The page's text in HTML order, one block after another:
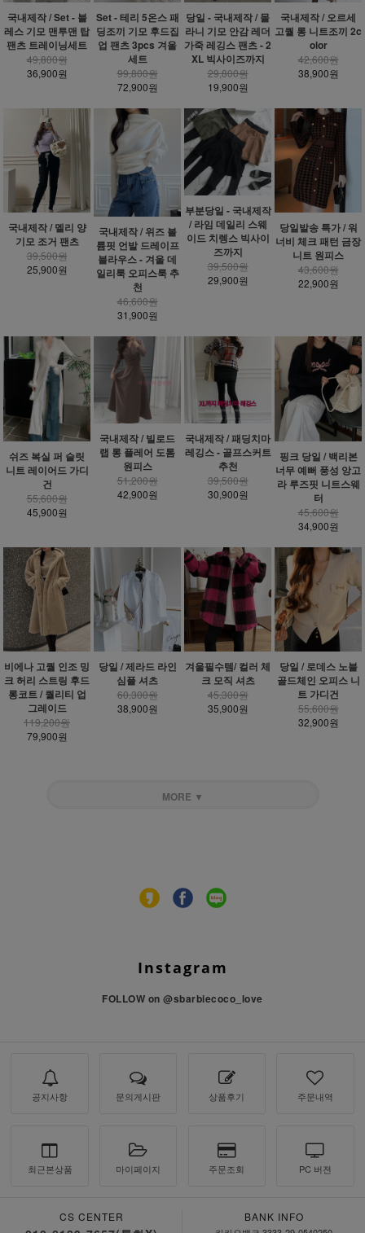
국내제작 / Set - 블
레스 기모 맨투맨 탑
팬츠 트레이닝세트
49,800원
36,900원
Set - 테리 5온스 패
딩조끼 기모 후드집
업 팬츠 3pcs 겨울
세트
99,800원
72,900원
당일 - 국내제작 / 몰
라니 기모 안감 레더
가죽 레깅스 팬츠 - 2
XL 빅사이즈까지
29,800원
19,900원
국내제작 / 오르세
고퀄 롱 니트조끼 2c
olor
42,600원
38,900원
국내제작 / 멜리 양
기모 조거 팬츠
39,500원
25,900원
국내제작 / 위즈 볼
륨핏 언발 드레이프
블라우스 - 겨울 데
일리룩 오피스룩 추
천
46,600원
31,900원
부분당일 - 국내제작
/ 라임 데일리 스웨
이드 치렝스 빅사이
즈까지
39,500원
29,900원
당일발송 특가 / 워
너비 체크 패턴 금장
니트 원피스
43,600원
22,900원
쉬즈 복실 퍼 슬릿
니트 레이어드 가디
건
55,600원
45,900원
국내제작 / 빌로드
랩 롱 플레어 도톰
원피스
51,200원
42,900원
국내제작 / 패딩치마
레깅스 - 골프스커트
추천
39,500원
30,900원
핑크 당일 / 백리본
너무 예뻐 풍성 앙고
라 루즈핏 니트스웨
터
45,600원
34,900원
비에나 고퀄 인조 밍
크 허리 스트링 후드
롱코트 / 퀄리티 업
그레이드
119,200원
79,900원
당일 / 제라드 라인
심플 셔츠
60,300원
38,900원
겨울필수템/ 컬러 체
크 모직 셔츠
45,300원
35,900원
당일 / 로데스 노블
골드체인 오피스 니
트 가디건
55,600원
32,900원
MORE ▼
Instagram
FOLLOW on @sbarbiecoco_love
공지사항 문의게시판 상품후기 주문내역
최근본상품 마이페이지 주문조회 PC 버젼
CS CENTER BANK INFO